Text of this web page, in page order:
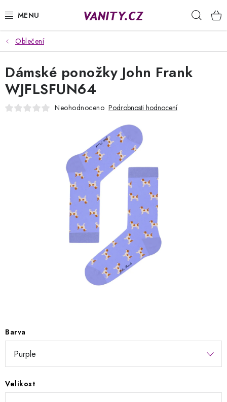
na
KABELKY
SPODNÍ PRÁDLO
PUNČOCHY
Jak nakupovat
Obchodní podmínky
Podmínky ochrany osobních údajů
Napište nám
Reklamace a vrácení zboží
Oblečení
Barva
Velikost
Dámské ponožky John Frank
WJFLSFUN64
Neohodnoceno Podrobnosti hodnocení